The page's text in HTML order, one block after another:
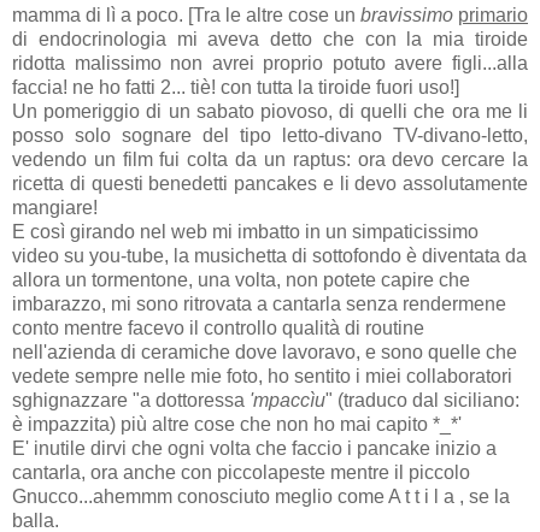
mamma di lì a poco. [Tra le altre cose un bravissimo primario
di endocrinologia mi aveva detto che con la mia tiroide
ridotta malissimo non avrei proprio potuto avere figli...alla
faccia! ne ho fatti 2... tiè! con tutta la tiroide fuori uso!]
Un pomeriggio di un sabato piovoso, di quelli che ora me li
posso solo sognare del tipo letto-divano TV-divano-letto,
vedendo un film fui colta da un raptus: ora devo cercare la
ricetta di questi benedetti pancakes e li devo assolutamente
mangiare!
E così girando nel web mi imbatto in un simpaticissimo
video su you-tube, la musichetta di sottofondo è diventata da
allora un tormentone, una volta, non potete capire che
imbarazzo, mi sono ritrovata a cantarla senza rendermene
conto mentre facevo il controllo qualità di routine
nell'azienda di ceramiche dove lavoravo, e sono quelle che
vedete sempre nelle mie foto, ho sentito i miei collaboratori
sghignazzare "a dottoressa 'mpaccìu" (traduco dal siciliano:
è impazzita) più altre cose che non ho mai capito *_*'
E' inutile dirvi che ogni volta che faccio i pancake inizio a
cantarla, ora anche con piccolapeste mentre il piccolo
Gnucco...ahemmm conosciuto meglio come A t t i l a , se la
balla.